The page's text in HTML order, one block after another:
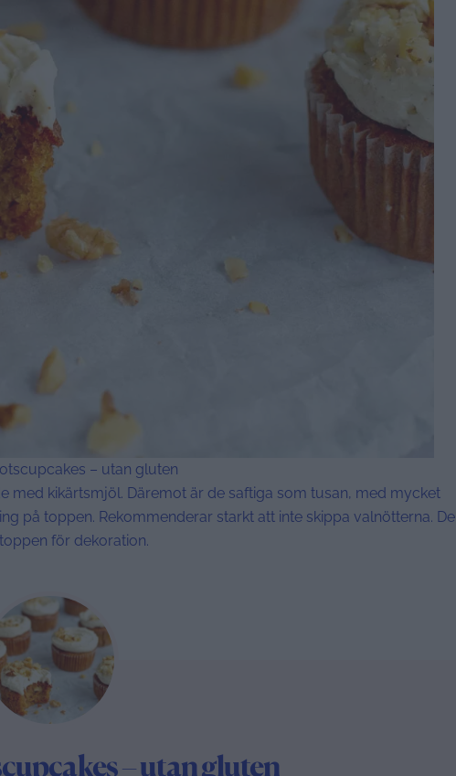
– utan gluten
med kikärtsmjöl. Däremot är de saftiga som tusan, med mycket
på toppen. Rekommenderar starkt att inte skippa valnötterna. De
för dekoration.
– utan gluten